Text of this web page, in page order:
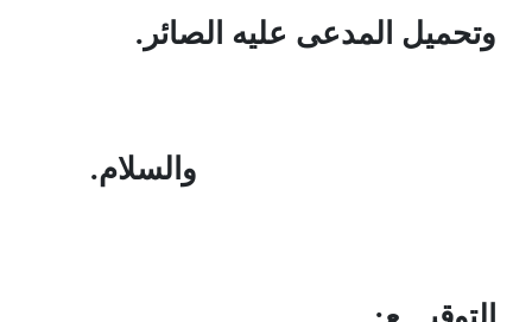
وتحميل المدعى عليه الصائر.
والسلام.